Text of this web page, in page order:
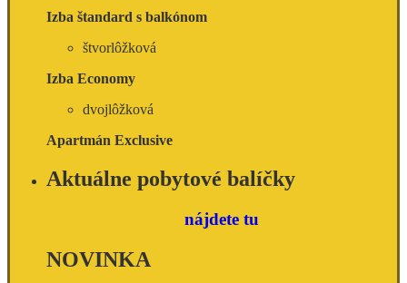
Izba štandard s balkónom
štvorlôžková
Izba Economy
dvojlôžková
Apartmán Exclusive
Aktuálne pobytové balíčky
nájdete tu
NOVINKA